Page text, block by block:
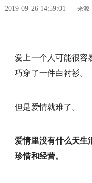
2019-09-26 14:59:01 来源
爱上一个人可能很容
巧穿了一件白衬衫。
但是爱情就难了。
爱情里没有什么天生
珍惜和经营。